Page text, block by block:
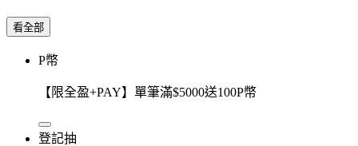
看全部
P幣
【限全盈+PAY】單筆滿$5000送100P幣
登記抽